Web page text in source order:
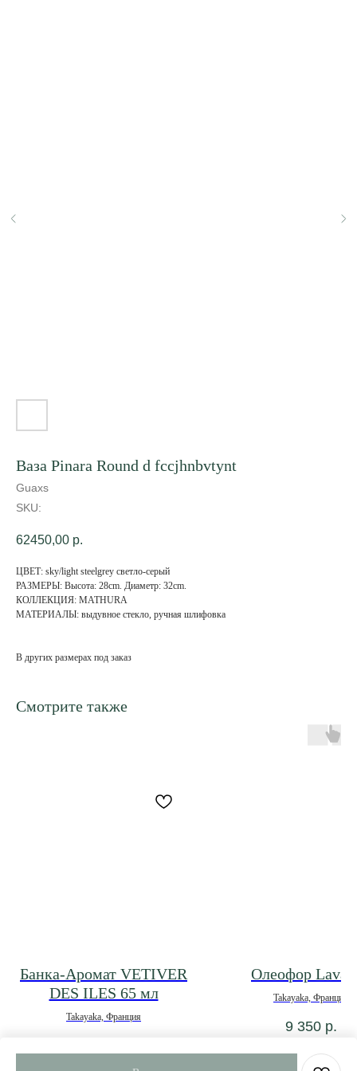
Ваза Pinara Round d fccjhnbvtynt
Guaxs
SKU:
62450,00 р.
ЦВЕТ: sky/light steelgrey светло-серый
РАЗМЕРЫ: Высота: 28cm. Диаметр: 32cm.
КОЛЛЕКЦИЯ: MATHURA
МАТЕРИАЛЫ: выдувное стекло, ручная шлифовка
В других размерах под заказ
Смотрите также
Банка-Аромат VETIVER
DES ILES 65 мл
Takayaka, Франция
Олеофор
Takayaka, Франция
9 350 р.